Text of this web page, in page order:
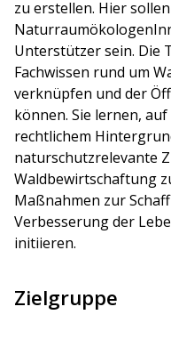
zu erstellen. Hier
Unterstützer sein. Die
Fachwissen rund um
verknüpfen und der
können. Sie lernen,
rechtlichem
naturschutzrelevante
Waldbewirtschaftung
Maßnahmen zur
Verbesserung der
initiieren.
Zielgruppe